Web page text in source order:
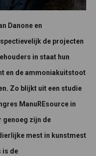
Danone en
de projecten
in staat hun
en de ammoniakuitstoot
Zo blijkt uit een studie
ManuREsource in
genoeg zijn de
mest in kunstmest
is de